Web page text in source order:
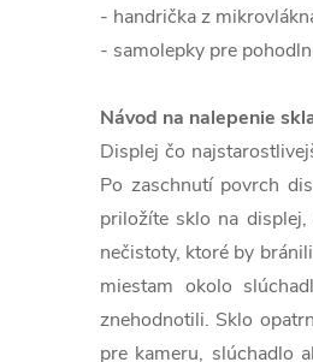
- handrička z
- samolepky pre
Návod na nalepenie
Displej čo
Po zaschnutí povrch
priložíte sklo na
nečistoty, ktoré by
miestam okolo
znehodnotili. Sklo
pre kameru, slúchadlo